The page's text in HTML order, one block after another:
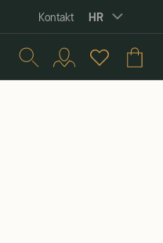
Kontakt HR